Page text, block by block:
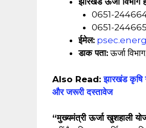
0651-
0651-
ईमेल:
डाक पता:ऊर्जा
Also Read:झारखंड कृषि
और जरूरी दस्तावेज
“मुख्यमंत्री ऊर्जा खुशहाली